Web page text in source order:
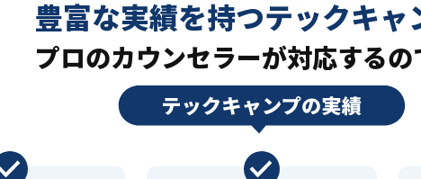
豊富な実績を持つテックキャ
プロのカウンセラーが対応するの